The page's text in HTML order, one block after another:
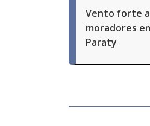
Vento forte
moradores
Paraty